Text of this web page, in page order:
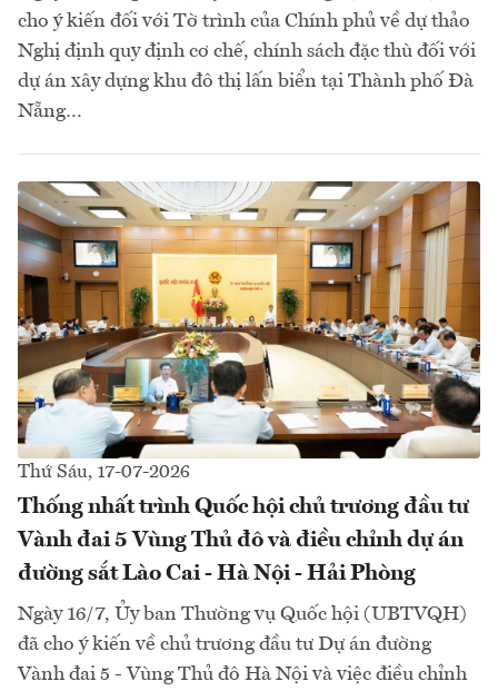
cho ý kiến đối với Tờ trình của Chính phủ về dự thảo
Nghị định quy định cơ chế, chính sách đặc thù đối với
dự án xây dựng khu đô thị lấn biển tại Thành phố Đà
Nẵng…
Thứ Sáu, 17-07-2026
Thống nhất trình Quốc hội chủ trương đầu tư
Vành đai 5 Vùng Thủ đô và điều chỉnh dự án
đường sắt Lào Cai - Hà Nội - Hải Phòng
Ngày 16/7, Ủy ban Thường vụ Quốc hội (UBTVQH)
đã cho ý kiến về chủ trương đầu tư Dự án đường
Vành đai 5 - Vùng Thủ đô Hà Nội và việc điều chỉnh